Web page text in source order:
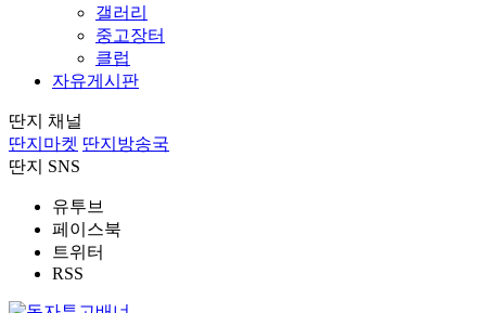
갤러리
중고장터
클럽
자유게시판
딴지 채널
딴지마켓 딴지방송국
딴지 SNS
유투브
페이스북
트위터
RSS